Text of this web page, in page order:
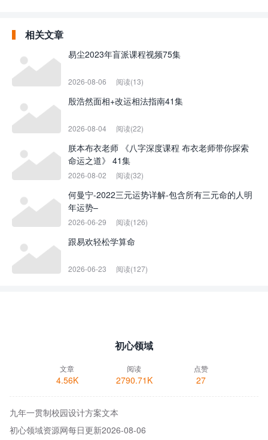
相关文章
易尘2023年盲派课程视频75集
2026-08-06 阅读(13)
殷浩然面相+改运相法指南41集
2026-08-04 阅读(22)
朕本布衣老师 《八字深度课程 布衣老师带你探索
命运之道》 41集
2026-08-02 阅读(32)
何曼宁-2022三元运势详解-包含所有三元命的人明
年运势–
2026-06-29 阅读(126)
跟易欢轻松学算命
2026-06-23 阅读(127)
初心领域
文章
4.56K
阅读
2790.71K
点赞
27
九年一贯制校园设计方案文本
初心领域资源网每日更新2026-08-06